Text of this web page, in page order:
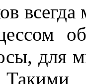
для